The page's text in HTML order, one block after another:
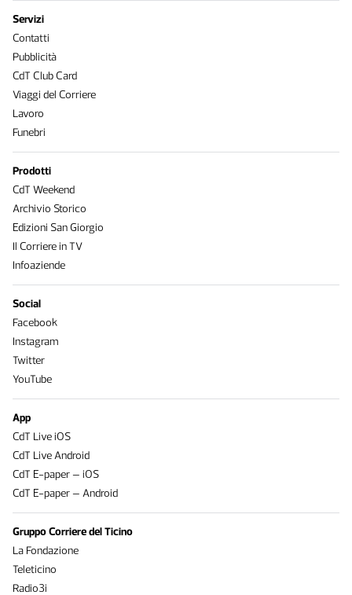
Servizi
Contatti
Pubblicità
CdT Club Card
Viaggi del Corriere
Lavoro
Funebri
Prodotti
CdT Weekend
Archivio Storico
Edizioni San Giorgio
Il Corriere in TV
Infoaziende
Social
Facebook
Instagram
Twitter
YouTube
App
CdT Live iOS
CdT Live Android
CdT E-paper – iOS
CdT E-paper – Android
Gruppo Corriere del Ticino
La Fondazione
Teleticino
Radio3i